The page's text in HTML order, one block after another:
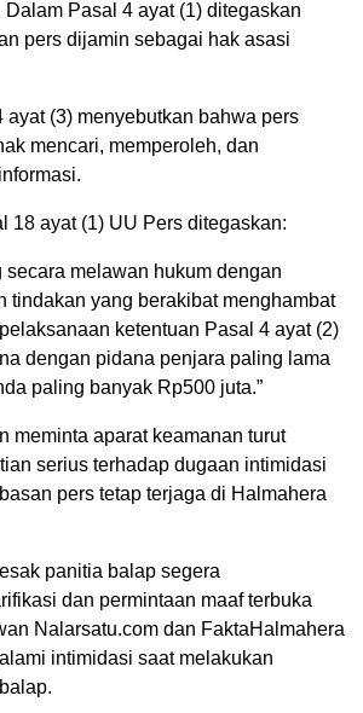
Dalam Pasal 4 ayat (1) ditegaskan
pers dijamin sebagai hak asasi
ayat (3) menyebutkan bahwa pers
mencari, memperoleh, dan
18 ayat (1) UU Pers ditegaskan:
secara melawan hukum dengan
tindakan yang berakibat menghambat
ketentuan Pasal 4 ayat (2)
dengan pidana penjara paling lama
paling banyak Rp500 juta.”
meminta aparat keamanan turut
serius terhadap dugaan intimidasi
pers tetap terjaga di Halmahera
panitia balap segera
dan permintaan maaf terbuka
Nalarsatu.com dan FaktaHalmahera
intimidasi saat melakukan